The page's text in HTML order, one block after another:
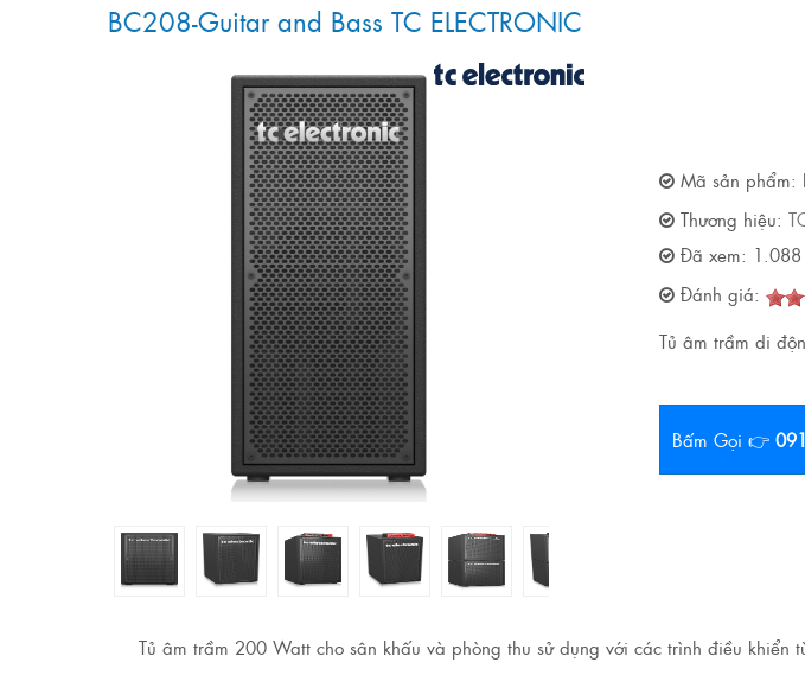
BC208-Guitar and Bass TC ELECTRONIC
Mã sản phẩm:
Thương hiệu:
Đã xem: 1.088
Đánh giá:
Tủ âm trầm di
Bấm Gọi 👉
Tủ âm trầm 200 Watt cho sân khấu và phòng thu sử dụng với các trình điều khiển